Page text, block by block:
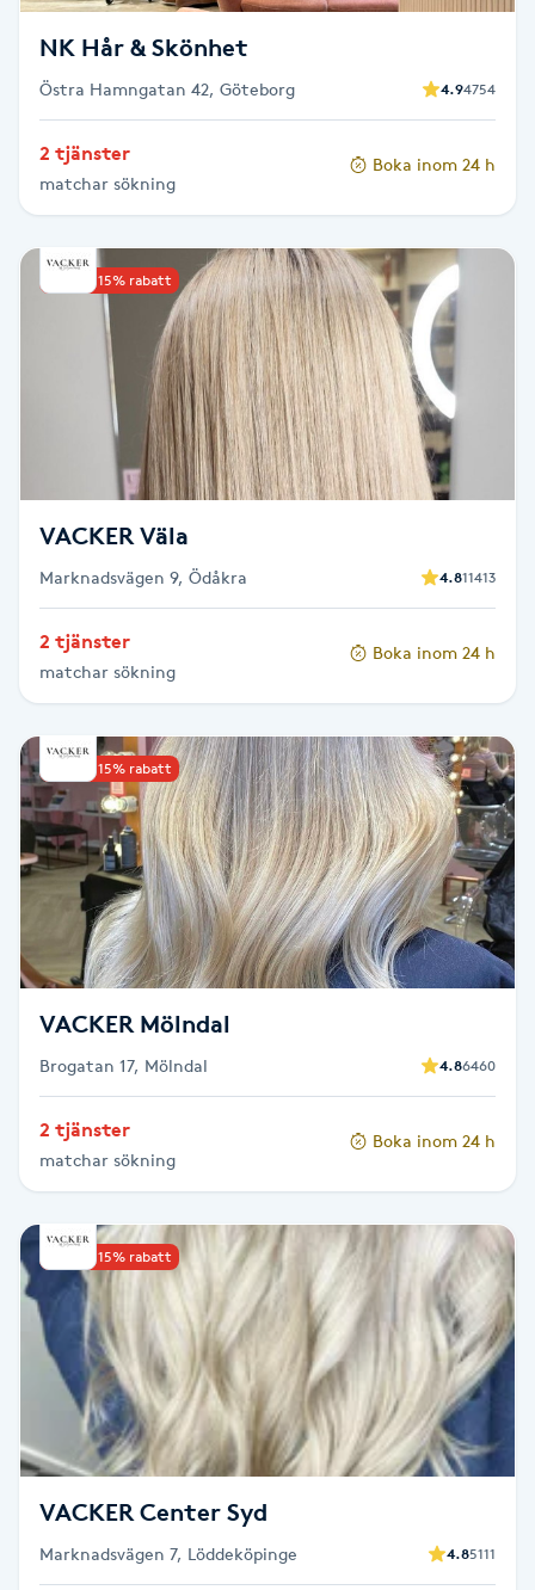
Fransrengöring
Frekvensterapi
Friskvårdsmassage
Funktionsanalys
Gel naglar
Gellack
Gellack med förstärkning
Gravidmassage
Gravidyoga
Gruppträning
Gua Sha-massage
Headspa
Healing
Herrklippning
HIFU
Hollywood Peel
NK Hår & Skönhet
Östra Hamngatan 42, Göteborg 4.94754
2 tjänster
matchar sökning
Boka inom 24 h
Upp till 15% rabatt
VACKER Väla
Marknadsvägen 9, Ödåkra 4.811413
2 tjänster
matchar sökning
Boka inom 24 h
Upp till 15% rabatt
VACKER Mölndal
Brogatan 17, Mölndal 4.86460
2 tjänster
matchar sökning
Boka inom 24 h
Upp till 15% rabatt
VACKER Center Syd
Marknadsvägen 7, Löddeköpinge 4.85111